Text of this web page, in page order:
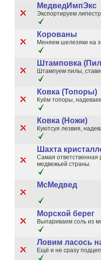
МедведИмпЭкс
Экспортируем
Корованы
Меняем шелезяки на
Штамповка
Штампуем пилы,
Ковка (Топоры)
Куём топоры,
Ковка (Ножи)
Куютсуя лезвия,
Шахта
Самая ответственная
медвежьей страны.
McМедвед
Морской берег
Выпариваем соль из
Ловим ласось
Ещё и не сразу